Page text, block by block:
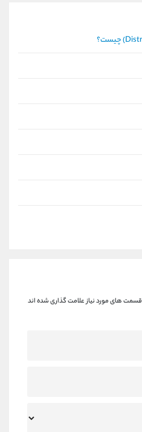
قسمت های مورد نیاز علامت گذاری شده اند